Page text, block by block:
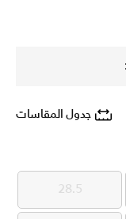
جدول المقاسات
28.5
28.5